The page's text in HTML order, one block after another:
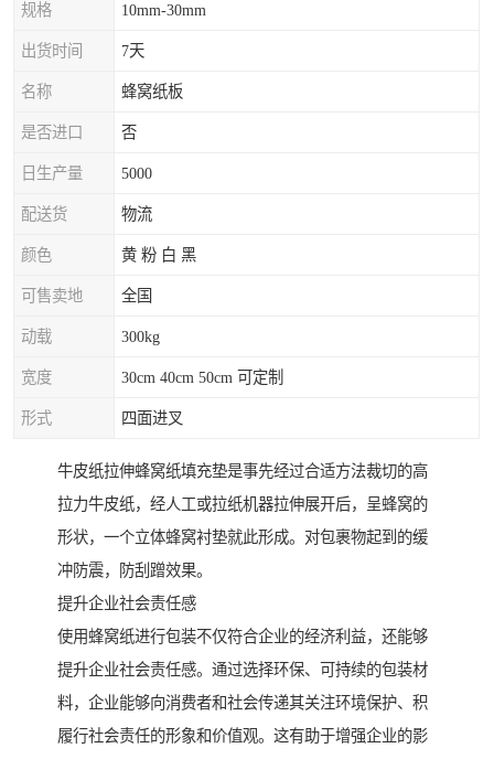
规格 10mm-30mm
出货时间 7天
名称 蜂窝纸板
是否进口 否
日生产量 5000
配送货 物流
颜色 黄 粉 白 黑
可售卖地 全国
动载 300kg
宽度 30cm 40cm 50cm 可定制
形式 四面进叉
牛皮纸拉伸蜂窝纸填充垫是事先经过合适方法裁切的高
拉力牛皮纸，经人工或拉纸机器拉伸展开后，呈蜂窝的
形状，一个立体蜂窝衬垫就此形成。对包裹物起到的缓
冲防震，防刮蹭效果。
提升企业社会责任感
使用蜂窝纸进行包装不仅符合企业的经济利益，还能够
提升企业社会责任感。通过选择环保、可持续的包装材
料，企业能够向消费者和社会传递其关注环境保护、积
履行社会责任的形象和价值观。这有助于增强企业的影